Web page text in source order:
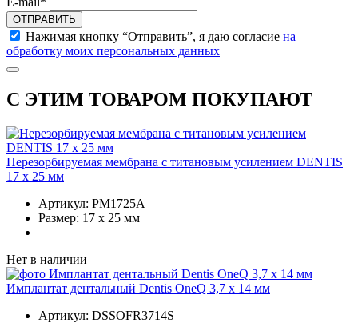
ОТПРАВИТЬ
Нажимая кнопку “Отправить”, я даю согласие на
обработку моих персональных данных
С ЭТИМ ТОВАРОМ ПОКУПАЮТ
Нерезорбируемая мембрана с титановым усилением DENTIS
17 x 25 мм
Артикул: PM1725A
Размер: 17 x 25 мм
Нет в наличии
Имплантат дентальный Dentis OneQ 3,7 x 14 мм
Артикул: DSSOFR3714S